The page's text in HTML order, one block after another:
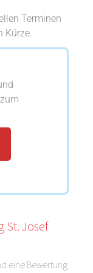
Terminen
Kürze.
St. Josef
eine Bewertung